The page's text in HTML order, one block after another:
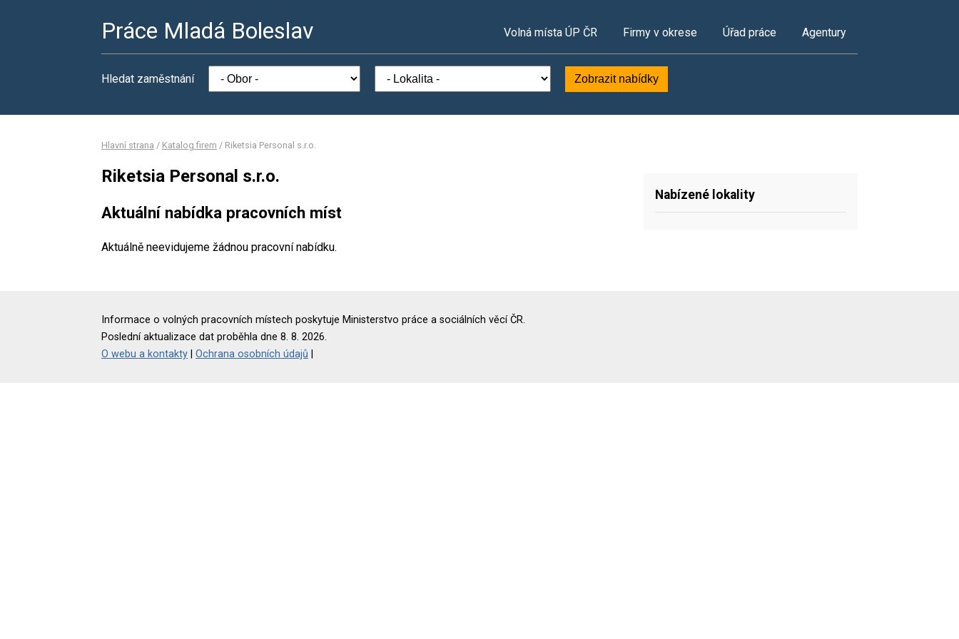
Práce Mladá Boleslav Volná místa ÚP ČR Firmy v okrese Úřad práce Agentury
Hledat zaměstnání Zobrazit nabídky
Hlavní strana / Katalog firem / Riketsia Personal s.r.o.
Riketsia Personal s.r.o.
Aktuální nabídka pracovních míst
Aktuálně neevidujeme žádnou pracovní nabídku.
Nabízené lokality
Informace o volných pracovních místech poskytuje Ministerstvo práce a sociálních věcí ČR.
Poslední aktualizace dat proběhla dne 8. 8. 2026.
O webu a kontakty
Ochrana osobních údajů